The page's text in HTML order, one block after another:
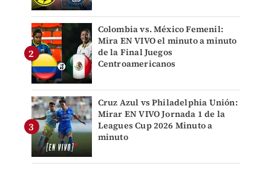
Colombia vs. México Femenil:
Mira EN VIVO el minuto a minuto
de la Final Juegos
Centroamericanos
Cruz Azul vs Philadelphia Unión:
Mirar EN VIVO Jornada 1 de la
Leagues Cup 2026 Minuto a
minuto